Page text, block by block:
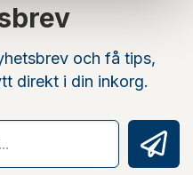
och få tips,
direkt i din inkorg.